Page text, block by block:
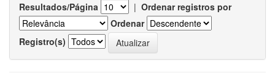
Resultados/Página | Ordenar registros por
Ordenar
Registro(s)